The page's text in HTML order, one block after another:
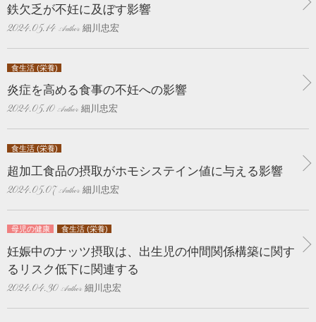
鉄欠乏が不妊に及ぼす影響
2024.05.14 細川忠宏
食生活 (栄養)
炎症を高める食事の不妊への影響
2024.05.10 細川忠宏
食生活 (栄養)
超加工食品の摂取がホモシステイン値に与える影響
2024.05.07 細川忠宏
母児の健康 食生活 (栄養)
妊娠中のナッツ摂取は、出生児の仲間関係構築に関す
るリスク低下に関連する
2024.04.30 細川忠宏